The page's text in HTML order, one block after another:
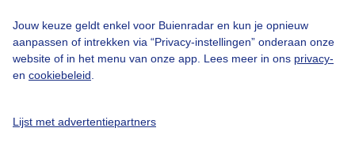
Jouw keuze geldt enkel voor Buienradar en kun je opnieuw
aanpassen of intrekken via “Privacy-instellingen” onderaan onze
website of in het menu van onze app. Lees meer in ons privacy-
en cookiebeleid
Lijst met advertentiepartners
Gebruikersvoorwaarden
Adverteren
Buienradar Team